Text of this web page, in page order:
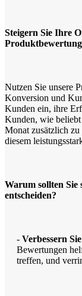
Steigern Sie Ihre
Nutzen Sie unsere
Konversion und
Kunden ein, ihre
Kunden, wie
Monat zusätzlich
diesem
Warum sollten
entscheiden?
- Verbessern
Bewertungen
treffen, und